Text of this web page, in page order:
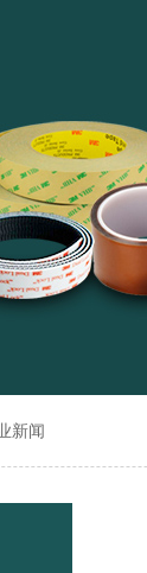
新闻